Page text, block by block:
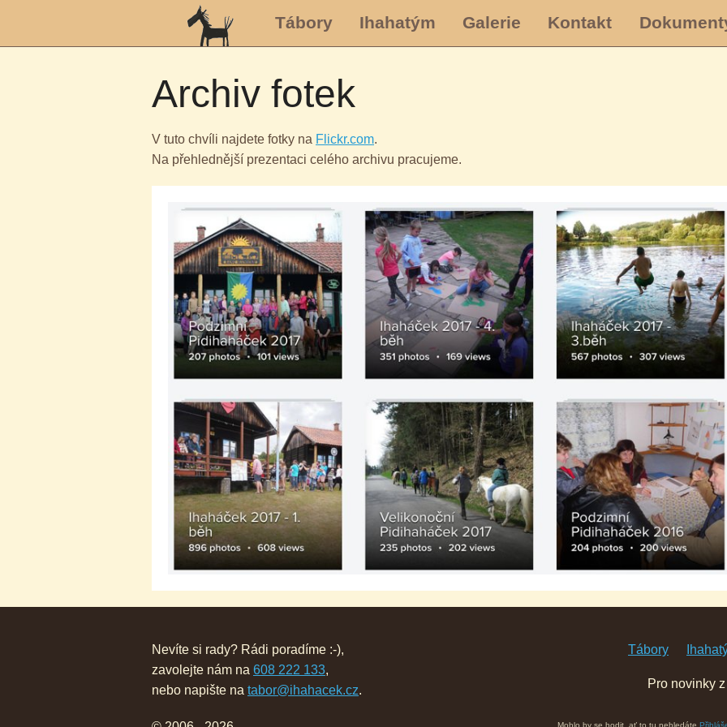
Tábory Ihahatým Galerie Kontakt
Archiv fotek
V tuto chvíli najdete fotky na Flickr.com.
Na přehlednější prezentaci celého archivu pracujeme.
Nevíte si rady? Rádi poradíme :-),
zavolejte nám na 608 222 133,
nebo napište na tabor@ihahacek.cz.
Tábory
Pro novinky